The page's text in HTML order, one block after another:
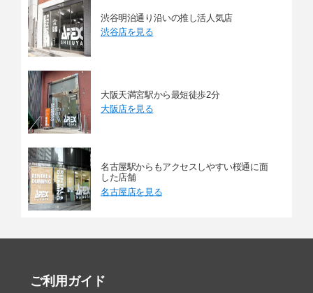
渋谷明治通り沿いの推し活人気店
渋谷店を見る
大阪天満宮駅から最短徒歩2分
大阪店を見る
名古屋駅からもアクセスしやすい桜通に面
した店舗
名古屋店を見る
ご利用ガイド